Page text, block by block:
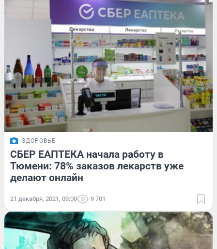
ЗДОРОВЬЕ
СБЕР ЕАПТЕКА начала работу в
Тюмени: 78% заказов лекарств уже
делают онлайн
21 декабря, 2021, 09:00 9 701